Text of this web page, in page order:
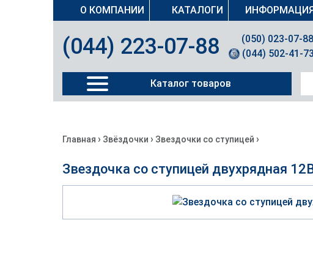
О КОМПАНИИ КАТАЛОГИ
(044) 223-07-88 (050) 023-07-88
(044) 502-41-73
Каталог товаров
Главная › Звёздочки › Звездочки со ступицей ›
Звездочка со ступицей двухрядная